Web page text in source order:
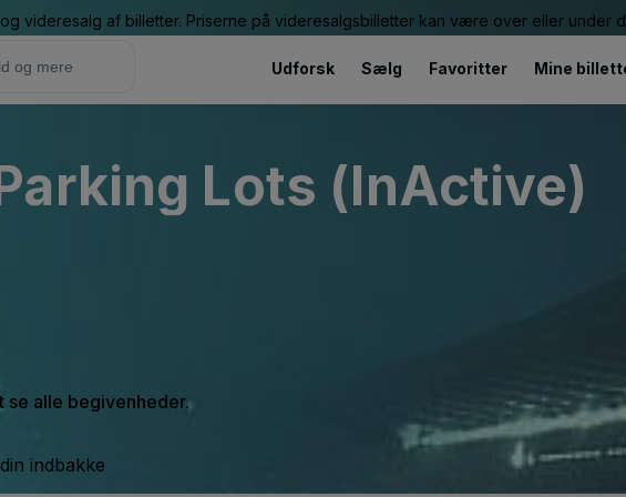
videresalg af billetter. Priserne på videresalgsbilletter kan være over eller under
Udforsk Sælg Favoritter Mine
Lots (InActive)
alle begivenheder.
indbakke